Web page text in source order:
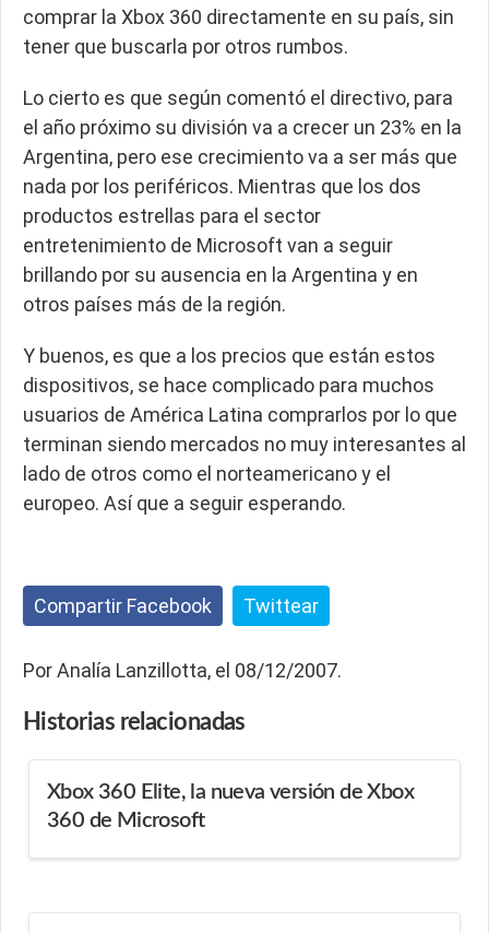
comprar la Xbox 360 directamente en su país, sin
tener que buscarla por otros rumbos.
Lo cierto es que según comentó el directivo, para
el año próximo su división va a crecer un 23% en la
Argentina, pero ese crecimiento va a ser más que
nada por los periféricos. Mientras que los dos
productos estrellas para el sector
entretenimiento de Microsoft van a seguir
brillando por su ausencia en la Argentina y en
otros países más de la región.
Y buenos, es que a los precios que están estos
dispositivos, se hace complicado para muchos
usuarios de América Latina comprarlos por lo que
terminan siendo mercados no muy interesantes al
lado de otros como el norteamericano y el
europeo. Así que a seguir esperando.
Compartir Facebook Twittear
Por Analía Lanzillotta, el 08/12/2007.
Historias relacionadas
Xbox 360 Elite, la nueva versión de Xbox
360 de Microsoft